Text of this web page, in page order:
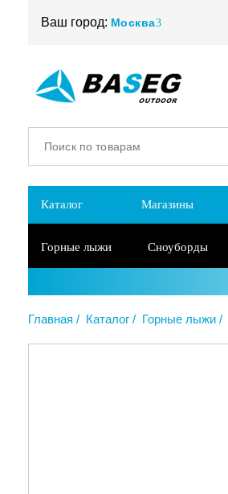
Ваш город: Москва
Каталог Магазины
Горные лыжи Сноуборды
Главная Каталог Горные лыжи